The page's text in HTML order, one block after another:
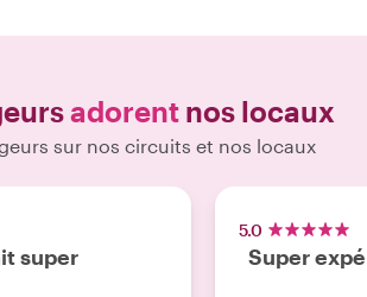
adorentnos locaux
sur nos circuits et nos locaux
super
5.0
Super